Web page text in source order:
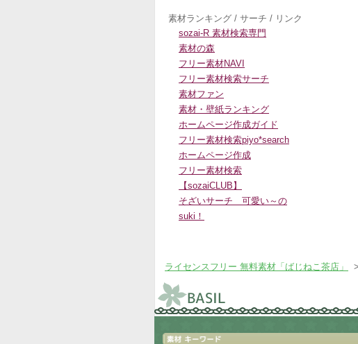
素材ランキング / サーチ / リンク
sozai-R 素材検索専門
素材の森
フリー素材NAVI
フリー素材検索サーチ
素材ファン
素材・壁紙ランキング
ホームページ作成ガイド
フリー素材検索piyo*search
ホームページ作成
フリー素材検索
【sozaiCLUB】
そざいサーチ 可愛い～の
suki！
ライセンスフリー 無料素材「ばじねこ茶店」 >